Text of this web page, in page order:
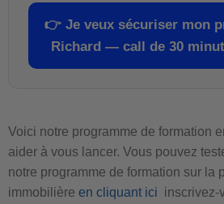
👉 Je veux sécuriser mon
Richard — call de 30
Voici notre programme de formation
aider à vous lancer. Vous pouvez
notre programme de formation sur la
immobilière en cliquant ici inscrivez-